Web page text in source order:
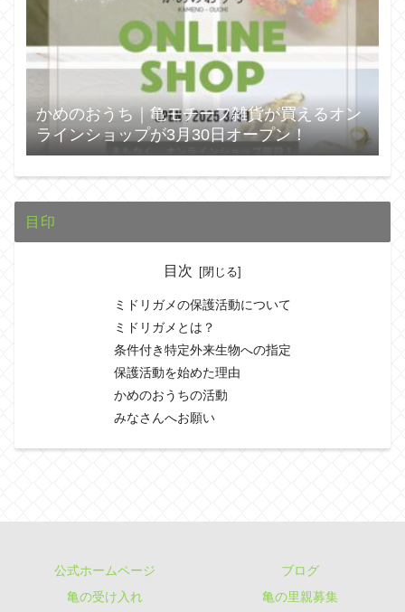
かめのおうち｜亀モチーフ雑貨が買えるオン
ラインショップが3月30日オープン！
目印
目次
ミドリガメの保護活動について
ミドリガメとは？
条件付き特定外来生物への指定
保護活動を始めた理由
かめのおうちの活動
みなさんへお願い
公式ホームページ
ブログ
亀の受け入れ
亀の里親募集